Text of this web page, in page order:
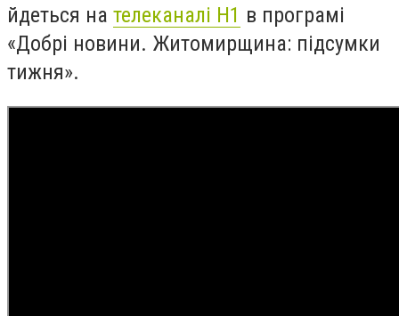
йдеться на телеканалі Н1 в програмі
«Добрі новини. Житомирщина: підсумки
тижня».